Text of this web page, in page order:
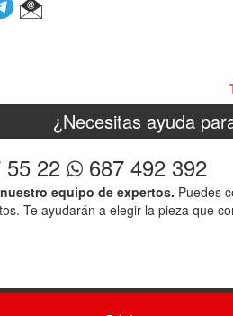
¿Necesitas ayuda
55 22 687 492 392
equipo de expertos. Puedes
Te ayudarán a elegir la pieza que